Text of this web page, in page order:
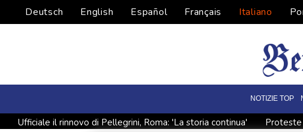
Deutsch English Español Français Italiano
NOTIZIE TOP
Ufficiale il rinnovo di Pellegrini, Roma: 'La storia continua'
Proteste